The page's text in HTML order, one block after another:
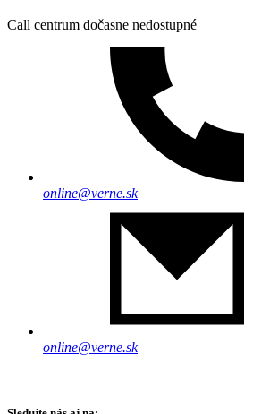
Call centrum dočasne nedostupné
online@verne.sk
online@verne.sk